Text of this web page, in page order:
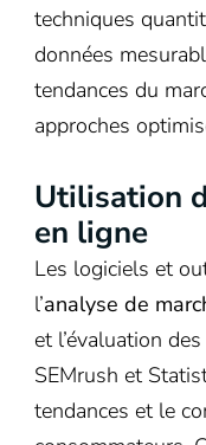
techniques
données
tendances du
approches
Utilisation
en ligne
Les logiciels et
l’analyse de
et l’évaluation
SEMrush et
tendances et le